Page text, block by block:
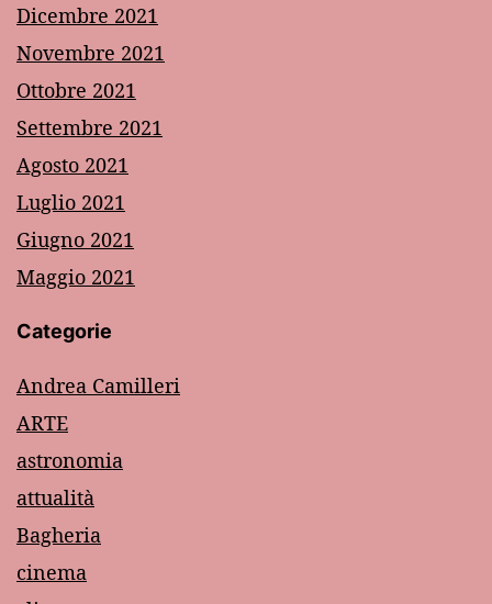
Dicembre 2021
Novembre 2021
Ottobre 2021
Settembre 2021
Agosto 2021
Luglio 2021
Giugno 2021
Maggio 2021
Categorie
Andrea Camilleri
ARTE
astronomia
attualità
Bagheria
cinema